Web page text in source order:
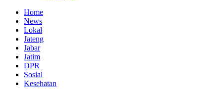
Home
News
Lokal
Jateng
Jabar
Jatim
DPR
Sosial
Kesehatan